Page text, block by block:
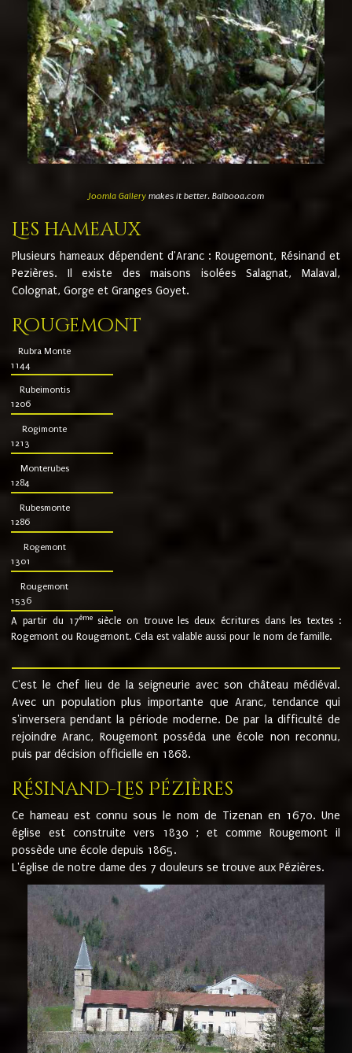
Joomla Gallerymakes it better. Balbooa.com
Les hameaux
Plusieurs hameaux dépendent d'Aranc : Rougemont, Résinand et
Pezières. Il existe des maisons isolées Salagnat, Malaval,
Colognat, Gorge et Granges Goyet.
Rougemont
Rubra Monte
1144
Rubeimontis
1206
Rogimonte
1213
Monterubes
1284
Rubesmonte
1286
Rogemont
1301
Rougemont
1536
A partir du 17ème siècle on trouve les deux écritures dans les textes :
Rogemont ou Rougemont. Cela est valable aussi pour le nom de famille.
C'est le chef lieu de la seigneurie avec son château médiéval.
Avec un population plus importante que Aranc, tendance qui
s'inversera pendant la période moderne. De par la difficulté de
rejoindre Aranc, Rougemont posséda une école non reconnu,
puis par décision officielle en 1868.
Résinand-Les Pézières
Ce hameau est connu sous le nom de Tizenan en 1670. Une
église est construite vers 1830 ; et comme Rougemont il
possède une école depuis 1865.
L'église de notre dame des 7 douleurs se trouve aux Pézières.